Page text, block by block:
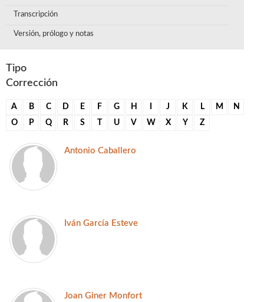
Transcripción
Versión, prólogo y notas
Tipo
Corrección
A B C D E F G H J K L M
N
O
P Q R S T U V W X Y Z
Antonio Caballero
Iván García Esteve
Joan Giner Monfort